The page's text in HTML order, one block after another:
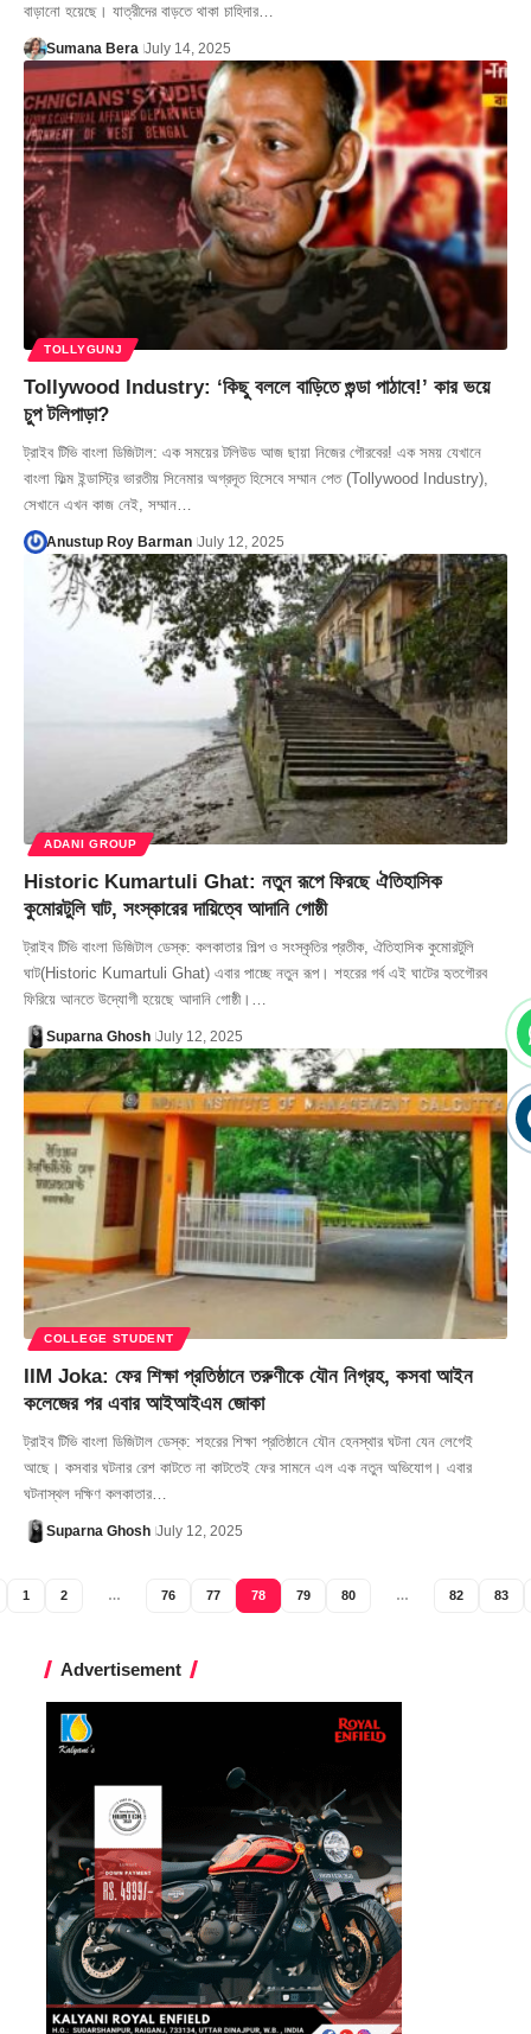
বাড়ানো হয়েছে। যাত্রীদের বাড়তে থাকা চাহিদার…
Sumana Bera July 14, 2025
TOLLYGUNJ
Tollywood Industry: ‘কিছু বললে বাড়িতে গুন্ডা পাঠাবে!’ কার ভয়ে
চুপ টলিপাড়া?
ট্রাইব টিভি বাংলা ডিজিটাল: এক সময়ের টলিউড আজ ছায়া নিজের গৌরবের! এক সময় যেখানে
বাংলা ফিল্ম ইন্ডাস্ট্রি ভারতীয় সিনেমার অগ্রদূত হিসেবে সম্মান পেত (Tollywood Industry),
সেখানে এখন কাজ নেই, সম্মান…
Anustup Roy Barman July 12, 2025
ADANI GROUP
Historic Kumartuli Ghat: নতুন রূপে ফিরছে ঐতিহাসিক
কুমোরটুলি ঘাট, সংস্কারের দায়িত্বে আদানি গোষ্ঠী
ট্রাইব টিভি বাংলা ডিজিটাল ডেস্ক: কলকাতার শিল্প ও সংস্কৃতির প্রতীক, ঐতিহাসিক কুমোরটুলি
ঘাট(Historic Kumartuli Ghat) এবার পাচ্ছে নতুন রূপ। শহরের গর্ব এই ঘাটের হৃতগৌরব
ফিরিয়ে আনতে উদ্যোগী হয়েছে আদানি গোষ্ঠী।…
Suparna Ghosh July 12, 2025
COLLEGE STUDENT
IIM Joka: ফের শিক্ষা প্রতিষ্ঠানে তরুণীকে যৌন নিগ্রহ, কসবা আইন
কলেজের পর এবার আইআইএম জোকা
ট্রাইব টিভি বাংলা ডিজিটাল ডেস্ক: শহরের শিক্ষা প্রতিষ্ঠানে যৌন হেনস্থার ঘটনা যেন লেগেই
আছে। কসবার ঘটনার রেশ কাটতে না কাটতেই ফের সামনে এল এক নতুন অভিযোগ। এবার
ঘটনাস্থল দক্ষিণ কলকাতার…
Suparna Ghosh July 12, 2025
1 2 … 76 77 78 79 80 … 82 83
Advertisement